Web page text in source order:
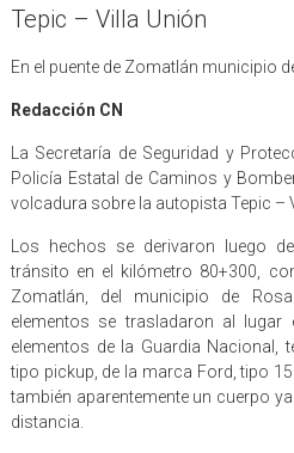
Tepic – Villa Unión
En el puente de Zomatlán municipio
Redacción CN
La Secretaría de Seguridad y
Policía Estatal de Caminos y
volcadura sobre la autopista Tepic –
Los hechos se derivaron luego
tránsito en el kilómetro 80+300,
Zomatlán, del municipio de
elementos se trasladaron al lugar
elementos de la Guardia Nacional,
tipo pickup, de la marca Ford, tipo
también aparentemente un cuerpo
distancia.